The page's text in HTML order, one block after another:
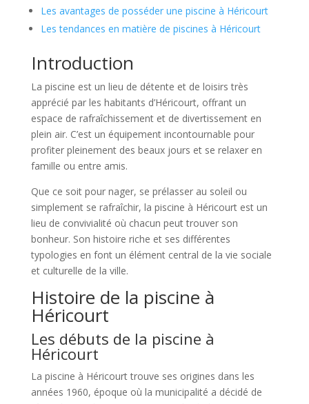
Les avantages de posséder une piscine à Héricourt
Les tendances en matière de piscines à Héricourt
Introduction
La piscine est un lieu de détente et de loisirs très
apprécié par les habitants d’Héricourt, offrant un
espace de rafraîchissement et de divertissement en
plein air. C’est un équipement incontournable pour
profiter pleinement des beaux jours et se relaxer en
famille ou entre amis.
Que ce soit pour nager, se prélasser au soleil ou
simplement se rafraîchir, la piscine à Héricourt est un
lieu de convivialité où chacun peut trouver son
bonheur. Son histoire riche et ses différentes
typologies en font un élément central de la vie sociale
et culturelle de la ville.
Histoire de la piscine à
Héricourt
Les débuts de la piscine à
Héricourt
La piscine à Héricourt trouve ses origines dans les
années 1960, époque où la municipalité a décidé de